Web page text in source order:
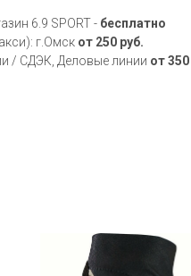
6.9 SPORT - бесплатно
г.Омск от 250 руб.
/ СДЭК, Деловые линии от 350